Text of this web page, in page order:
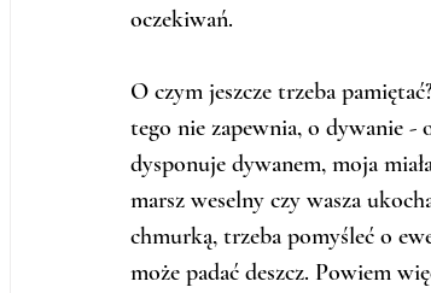
oczekiwań.
O czym jeszcze trzeba
tego nie zapewnia, o dywanie -
dysponuje dywanem, moja
marsz weselny czy wasza
chmurką, trzeba pomyśleć o
może padać deszcz. Powiem